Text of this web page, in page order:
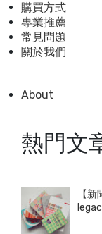
購買方式
專業推薦
常見問題
關於我們
About
熱門文
【